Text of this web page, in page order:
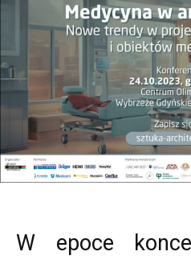
W epoce